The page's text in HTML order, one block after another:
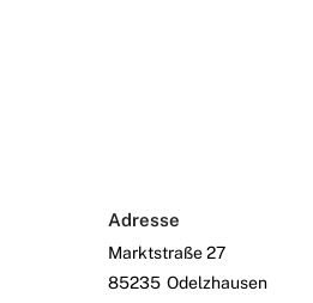
Adresse
Marktstraße 27
85235 Odelzhausen